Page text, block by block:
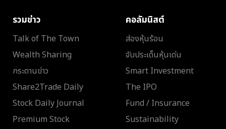
รวมข่าว
Talk of The Town
Wealth Sharing
กระดานข่าว
Share2Trade Daily
Stock Daily Journal
Premium Stock
คอลัมนิสต์
ส่องหุ้นร้อน
จับประเด็นหุ้นเด่น
Smart Investment
The IPO
Fund / Insurance
Sustainability